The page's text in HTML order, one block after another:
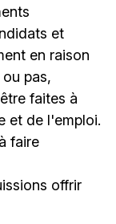
et
en raison
pas,
faites à
et de l'emploi.
faire
offrir